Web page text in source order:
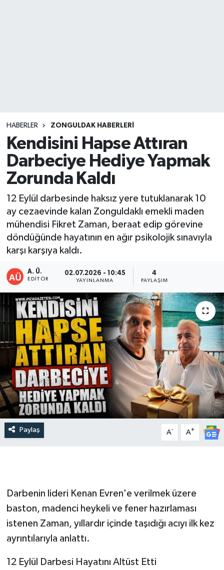
HABERLER ZONGULDAK HABERLERI
Kendisini Hapse Attıran
Darbeciye Hediye Yapmak
Zorunda Kaldı
12 Eylül darbesinde haksız yere tutuklanarak 10
ay cezaevinde kalan Zonguldaklı emekli maden
mühendisi Fikret Zaman, beraat edip görevine
döndüğünde hayatının en ağır psikolojik sınavıyla
karşı karşıya kaldı.
A. Ü.
EDITÖR
02.07.2026 - 10:45
YAYINLANMA
4
PAYLAŞIM
Paylaş A- A+
Darbenin lideri Kenan Evren'e verilmek üzere
baston, madenci heykeli ve fener hazırlaması
istenen Zaman, yıllardır içinde taşıdığı acıyı ilk kez
ayrıntılarıyla anlattı.
12 Eylül Darbesi Hayatını Altüst Etti
KASTAMONU